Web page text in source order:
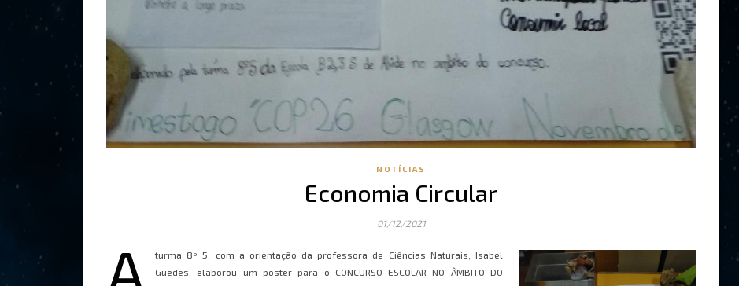
NOTÍCIAS
Economia Circular
01/12/2021
turma 8º 5, com a orientação da professora de Ciências Naturais, Isabel
Guedes, elaborou um poster para o CONCURSO ESCOLAR NO ÂMBITO DO